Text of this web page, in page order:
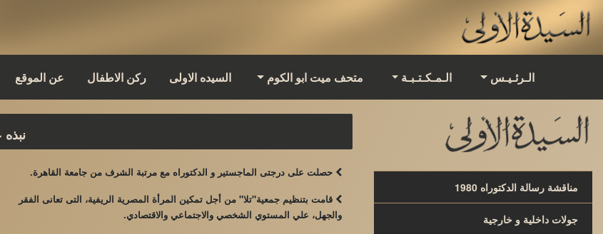
الـرئـيـس الـمـكـتـبـة متحف ميت ابو الكوم السيده الاولى ركن الاطفال عن الموقع
مناقشة رسالة الدكتوراه 1980
جولات داخلية و خارجية
نبذه
حصلت على درجتى الماجستير و الدكتوراه مع مرتبة الشرف من جامعة القاهرة.
قامت بتنظيم جمعية"تلا" من أجل تمكين المرأة المصرية الريفية، التى تعانى الفقر
والجهل، علي المستوي الشخصي والاجتماعي والاقتصادي.